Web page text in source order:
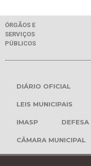
ÓRGÃOS E
SERVIÇOS
PÚBLICOS
DIÁRIO OFICIAL
LEIS MUNICIPAIS
IMASP DEFESA
CÂMARA MUNICIPAL